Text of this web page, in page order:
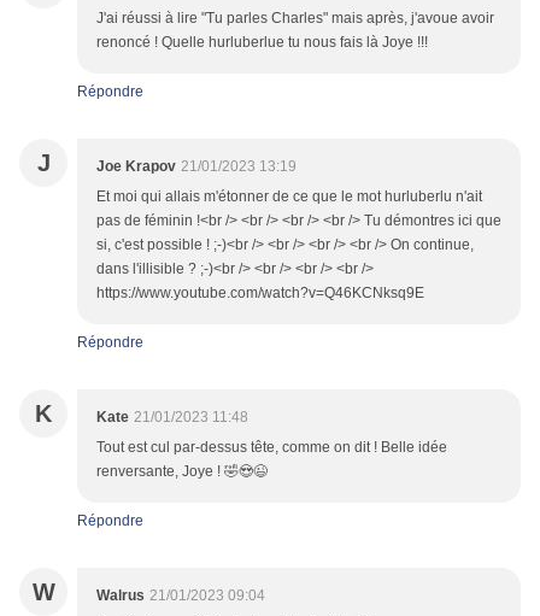
J'ai réussi à lire "Tu parles Charles" mais après, j'avoue avoir
renoncé ! Quelle hurluberlue tu nous fais là Joye !!!
Répondre
J Joe Krapov 21/01/2023 13:19
Et moi qui allais m'étonner de ce que le mot hurluberlu n'ait
pas de féminin !<br /> <br /> <br /> <br /> Tu démontres ici que
si, c'est possible ! ;-)<br /> <br /> <br /> <br /> On continue,
dans l'illisible ? ;-)<br /> <br /> <br /> <br />
https://www.youtube.com/watch?v=Q46KCNksq9E
Répondre
K Kate 21/01/2023 11:48
Tout est cul par-dessus tête, comme on dit ! Belle idée
renversante, Joye ! 🤣😍😉
Répondre
W Walrus 21/01/2023 09:04